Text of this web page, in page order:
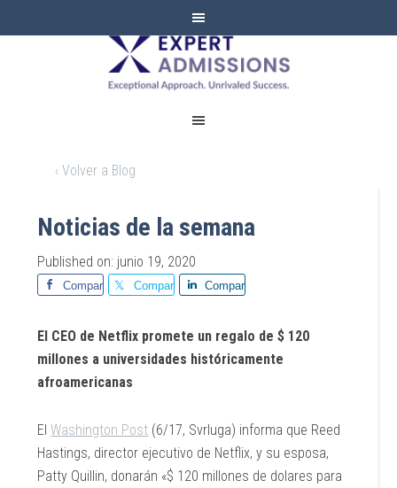
EXPERT
ADMISSIONS
‹ Volver a Blog
Noticias de la semana
Published on: junio 19, 2020
Comparte Comparte Comparte
El CEO de Netflix promete un regalo de $ 120
millones a universidades históricamente
afroamericanas
ElWashington Post (6/17, Svrluga) informa que Reed
Hastings, director ejecutivo de Netflix, y su esposa,
Patty Quillin, donarán «$ 120 millones de dolares para